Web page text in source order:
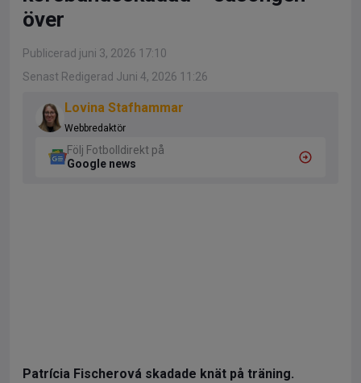
över
Publicerad juni 3, 2026 17:10
Senast Redigerad Juni 4, 2026 11:26
Lovina Stafhammar
Webbredaktör
Följ Fotbolldirekt på
Google news
Patrícia Fischerová skadade knät på träning.